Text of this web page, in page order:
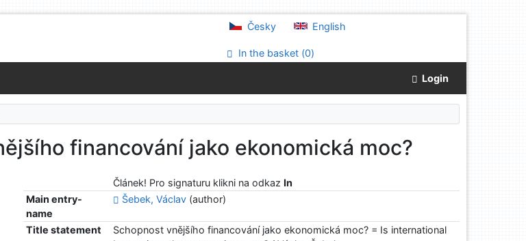
Česky English
In the basket (0)
Login
financování jako ekonomická moc?
Článek! Pro signaturu klikni na odkaz In
Main entry-
name
Šebek, Václav (author)
Title statement
Schopnost vnějšího financování jako ekonomická moc? = Is international